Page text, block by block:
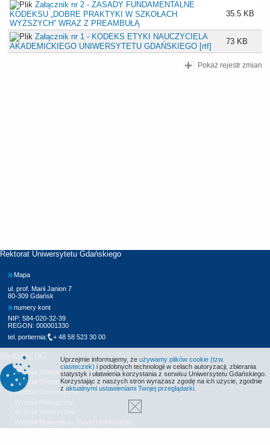
Załącznik nr 2 - ZASADY FUNDAMENTALNE
KODEKSU „DOBRE PRAKTYKI W SZKOŁACH
WYŻSZYCH” WRAZ Z PREAMBUŁĄ
35.5 KB
Załącznik nr 1 - KODEKS ETYKI NAUCZYCIELA
AKADEMICKIEGO UNIWERSYTETU GDAŃSKIEGO [rtf]
73 KB
Pokaż rejestr zmian
Rektorat Uniwersytetu Gdańskiego
Mapa
ul. prof. Marii Janion 7
80-309 Gdańsk
numery kont
NIP: 584-020-32-39
REGON: 000001330
tel. portiernia:
+ 48 58 523 30 00
Wydziały UG
Wydział Biologii
Wydział Chemii
Wydział Ekonomiczny
Uprzejmie informujemy, że używamy plików cookie (tzw.
ciasteczek) i podobnych technologii w celach autoryzacji, zbierania
statystyk i ułatwienia korzystania z serwisu Uniwersytetu Gdańskiego.
Korzystając z naszych stron wyrażasz zgodę na ich użycie, zgodnie
z aktualnymi ustawieniami Twojej przeglądarki